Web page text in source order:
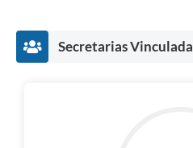
Secretarias